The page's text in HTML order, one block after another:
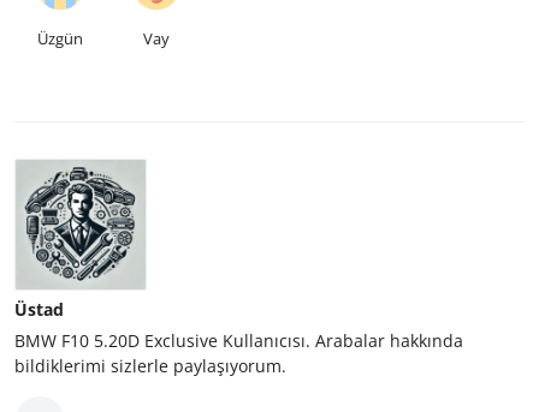
Üzgün Vay
Üstad
BMW F10 5.20D Exclusive Kullanıcısı. Arabalar hakkında
bildiklerimi sizlerle paylaşıyorum.